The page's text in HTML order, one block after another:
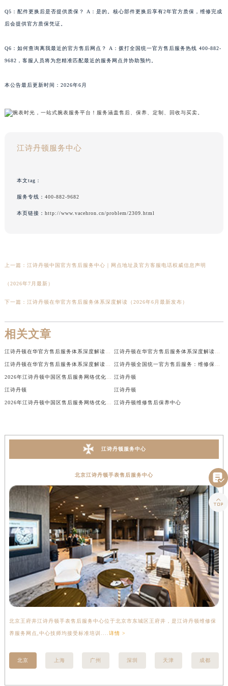
Q5：配件更换后是否提供质保？ A：是的。核心部件更换后享有2年官方质保，维修完成
后会提供官方质保凭证。
Q6：如何查询离我最近的官方售后网点？ A：拨打全国统一官方售后服务热线 400-882-
9682，客服人员将为您精准匹配最近的服务网点并协助预约。
本公告最后更新时间：2026年6月
江诗丹顿服务中心
本文tag：
服务专线： 400-882-9682
本页链接： http://www.vacehron.cn/problem/2309.html
上一篇： 江诗丹顿中国官方售后服务中心｜网点地址及官方客服电话权威信息声明
（2026年7月最新）
下一篇： 江诗丹顿在华官方售后服务体系深度解读（2026年6月最新发布）
相关文章
江诗丹顿
江诗丹顿 江诗丹顿
江诗丹顿维修售后保养中心
江诗丹顿服务中心
北京江诗丹顿手表售后服务中心
北京王府井江诗丹顿手表售后服务中心位于北京市东城区王府井，是江诗丹顿维修保
养服务网点,中心技师均接受标准培训....详情 >
北京 上海 广州 深圳 天津 成都

